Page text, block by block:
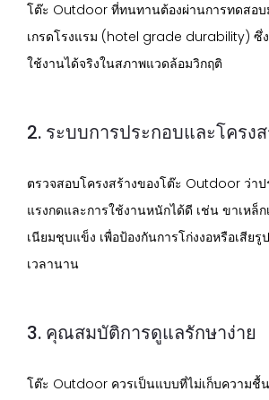
โต๊ะ Outdoor ที่ทนทานต้องผ่านการทดสอ
เกรดโรงแรม (hotel grade durability) ซึ่ง
ใช้งานได้จริงในสภาพแวดล้อมวิกฤติ
2. ระบบการประกอบและโครง
ตรวจสอบโครงสร้างของโต๊ะ Outdoor ว่า
แรงกดและการใช้งานหนักได้ดี เช่น ขาเหล็
เนียมชุบแข็ง เพื่อป้องกันการโก่งงอหรือเสียรู
เวลานาน
3. คุณสมบัติการดูแลรักษาง่าย
โต๊ะ Outdoor ควรเป็นแบบที่ไม่เก็บความชื้